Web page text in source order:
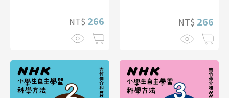
NT$ 266 NT$ 266